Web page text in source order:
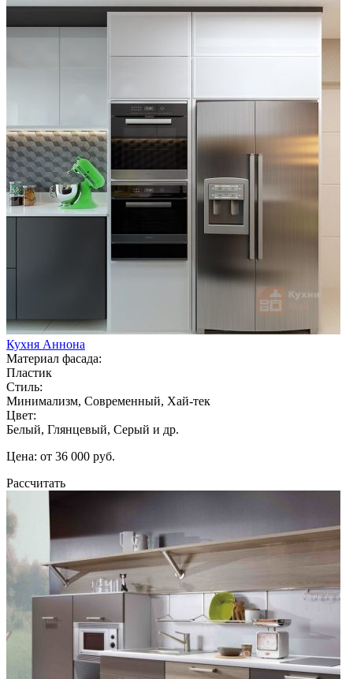
Кухня Аннона
Материал фасада:
Пластик
Стиль:
Минимализм, Современный, Хай-тек
Цвет:
Белый, Глянцевый, Серый и др.
Цена: от 36 000 руб.
Рассчитать